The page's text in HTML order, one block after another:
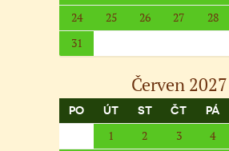
24
25 26 27 28
31
Červen 2027
PO ÚT ST ČT PÁ
1 2 3 4